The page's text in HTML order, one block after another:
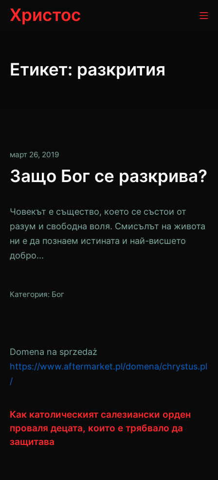
Прескачане
къмХристос
Етикет: разкрития
март 26, 2019
2020
Защо Бог се разкрива?
Човекът е същество, което се състои от
разум и свободна воля. Смисълът на живота
ни е да познаем истината и най-висшето
добро...
Категория: Бог
Domena na sprzedaż
https://www.aftermarket.pl/domena/chrystus.pl
/
Как католическият салезиански орден
проваля децата, които е трябвало да
защитава